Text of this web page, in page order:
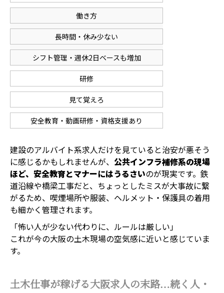
働き方
長時間・休み少ない
シフト管理・週休2日ベースも増加
研修
見て覚えろ
安全教育・動画研修・資格支援あり
建設のアルバイト系求人だけを見ていると治安が悪そう
に感じるかもしれませんが、 公共インフラ補修系の現場
ほど、安全教育とマナーにはうるさいのが現実です。鉄
道沿線や橋梁工事だと、ちょっとしたミスが大事故に繋
がるため、喫煙場所や服装、ヘルメット・保護具の着用
も細かく管理されます。
「怖い人が少ない代わりに、ルールは厳しい」
これが今の大阪の土木現場の空気感に近いと感じていま
す。
土木仕事が稼げる大阪求人の末路…続く人・